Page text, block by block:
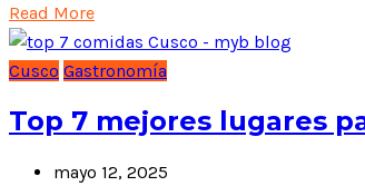
Read More
Cusco Gastronomía
Top 7 mejores lugares
mayo 12, 2025